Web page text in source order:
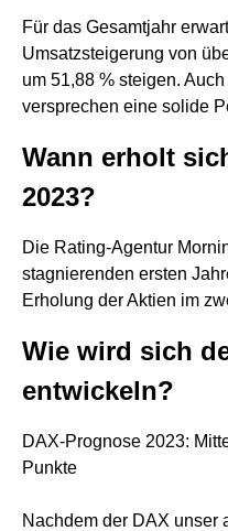
Für das Gesamtjahr
Umsatzsteigerung von
um 51,88 % steigen.
versprechen eine solide
Wann erholt
2023?
Die Rating-Agentur
stagnierenden ersten
Erholung der Aktien im
Wie wird sich
entwickeln?
DAX-Prognose 2023:
Punkte
Nachdem der DAX unser